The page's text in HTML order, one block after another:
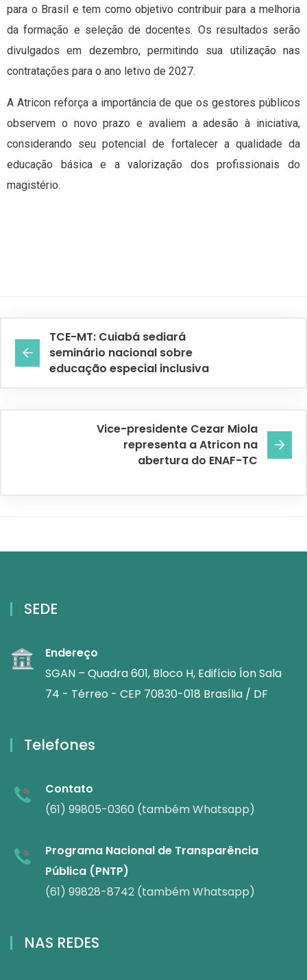
para o Brasil e tem como objetivo contribuir para a melhoria
da formação e seleção de docentes. Os resultados serão
divulgados em dezembro, permitindo sua utilização nas
contratações para o ano letivo de 2027.
A Atricon reforça a importância de que os gestores públicos
observem o novo prazo e avaliem a adesão à iniciativa,
considerando seu potencial de fortalecer a qualidade da
educação básica e a valorização dos profissionais do
magistério.
TCE-MT: Cuiabá sediará
seminário nacional sobre
educação especial inclusiva
Vice-presidente Cezar Miola
representa a Atricon na
abertura do ENAF-TC
SEDE
Endereço
SGAN – Quadra 601, Bloco H, Edifício Íon Sala
74 - Térreo - CEP 70830-018 Brasília / DF
Telefones
Contato
(61) 99805-0360 (também Whatsapp)
Programa Nacional de Transparência
Pública (PNTP)
(61) 99828-8742 (também Whatsapp)
NAS REDES